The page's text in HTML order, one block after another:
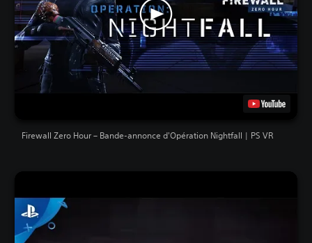
Firewall Zero Hour – Bande-annonce d'Opération Nightfall | PS VR